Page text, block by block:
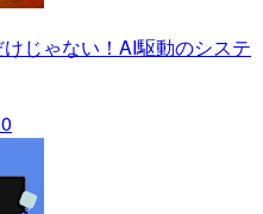
じゃない！AI駆動のシステ